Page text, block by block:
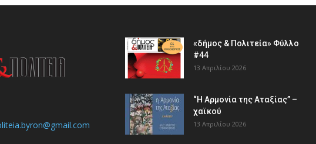
«δήμος & Πολιτεία» Φύλλο
#44
13 Απριλίου 2026
“Η Αρμονία της Αταξίας” –
χαϊκού
13 Απριλίου 2026